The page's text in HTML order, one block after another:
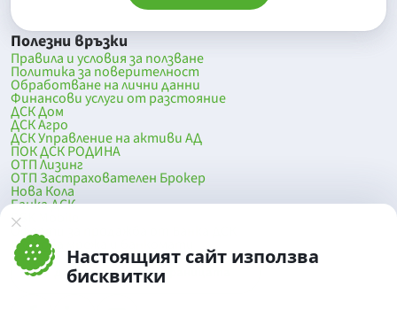
Настоящият сайт използва
бисквитки
Полезни връзки
Правила и условия за ползване
Политика за поверителност
Обработване на лични данни
Финансови услуги от разстояние
ДСК Дом
ДСК Агро
ДСК Управление на активи АД
ПОК ДСК РОДИНА
ОТП Лизинг
ОТП Застрахователен Брокер
Нова Кола
Банка ДСК
DSK Mobile
Оферти за продажба от Банка ДСК
Клонова мрежа и банкомати
До началото на страницата